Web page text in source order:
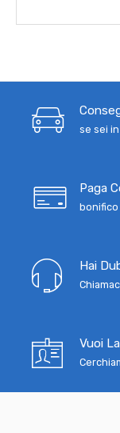
se sei
Paga
Hai
Vuoi